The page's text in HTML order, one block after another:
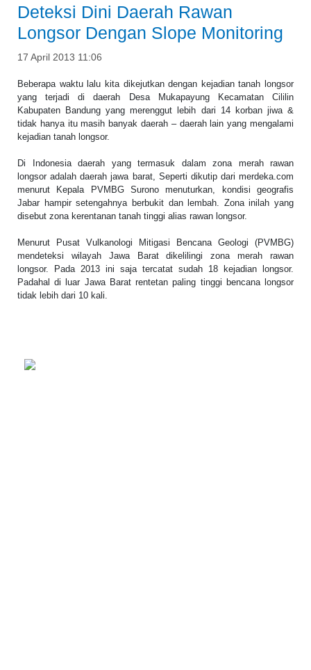
Deteksi Dini Daerah Rawan
Longsor Dengan Slope Monitoring
17 April 2013 11:06
Beberapa waktu lalu kita dikejutkan dengan kejadian tanah longsor
yang terjadi di daerah Desa Mukapayung Kecamatan Cililin
Kabupaten Bandung yang merenggut lebih dari 14 korban jiwa &
tidak hanya itu masih banyak daerah – daerah lain yang mengalami
kejadian tanah longsor.
Di Indonesia daerah yang termasuk dalam zona merah rawan
longsor adalah daerah jawa barat, Seperti dikutip dari merdeka.com
menurut Kepala PVMBG Surono menuturkan, kondisi geografis
Jabar hampir setengahnya berbukit dan lembah. Zona inilah yang
disebut zona kerentanan tanah tinggi alias rawan longsor.
Menurut Pusat Vulkanologi Mitigasi Bencana Geologi (PVMBG)
mendeteksi wilayah Jawa Barat dikelilingi zona merah rawan
longsor. Pada 2013 ini saja tercatat sudah 18 kejadian longsor.
Padahal di luar Jawa Barat rentetan paling tinggi bencana longsor
tidak lebih dari 10 kali.